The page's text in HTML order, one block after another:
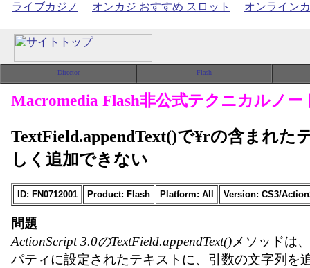
ライブカジノ オンカジ おすすめ スロット オンライン
Macromedia Flash非公式テクニカルノー
TextField.appendText()で¥rの含まれた
しく追加できない
ID: FN0712001 Product: Flash Platform: All Version: CS3/
問題
ActionScript 3.0のTextField.appendText()メソッドは、
パティに設定されたテキストに、引数の文字列を